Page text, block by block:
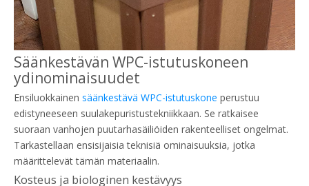
Säänkestävän WPC-istutuskoneen
ydinominaisuudet
Ensiluokkainen säänkestävä WPC-istutuskone perustuu
edistyneeseen suulakepuristustekniikkaan. Se ratkaisee
suoraan vanhojen puutarhasäiliöiden rakenteelliset ongelmat.
Tarkastellaan ensisijaisia ​​teknisiä ominaisuuksia, jotka
määrittelevät tämän materiaalin.
Kosteus ja biologinen kestävyys